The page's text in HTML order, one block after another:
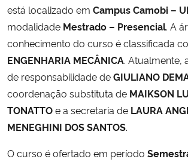
Ministério da Agricultura, Pecuária e Abastecimento
Ministério da Educação
Ministério da Cidadania
Ministério da Saúde
está localizado em Campus Camobi –
modalidade Mestrado – Presencial. A
conhecimento do curso é classificada
ENGENHARIA MECÂNICA. Atualmente,
de responsabilidade deGIULIANO
coordenação substituta de MAIKSON
TONATTOe a secretaria de LAURA
MENEGHINI DOS SANTOS.
O curso é ofertado em período